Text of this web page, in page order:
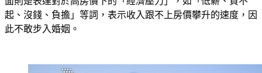
起、沒錢、負擔」等詞，表示收入跟不上房價攀升的速度，因
此不敢步入婚姻。